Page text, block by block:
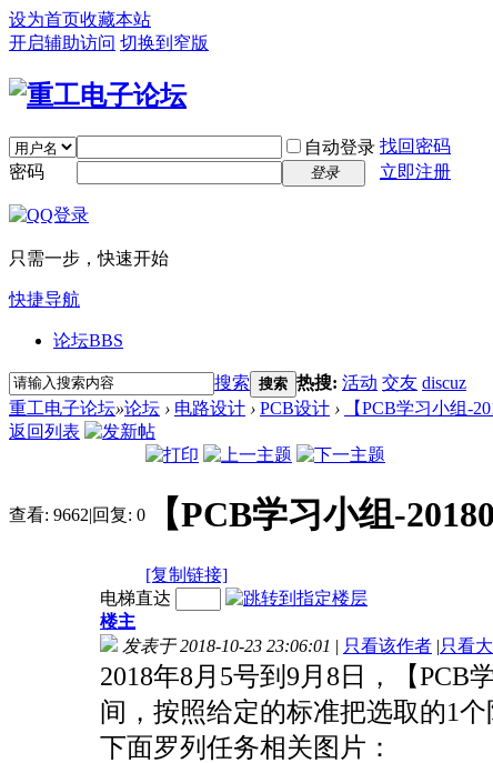
设为首页收藏本站
开启辅助访问 切换到窄版
自动登录 找回密码
密码
登录 立即注册
只需一步，快速开始
快捷导航
论坛BBS
搜索 搜索 热搜: 活动 交友 discuz
重工电子论坛»论坛 › 电路设计 › PCB设计 ›
【PCB学习小组-
返回列表
查看: 9662|回复: 0 【PCB学习小组-
[复制链接]
电梯直达
楼主
发表于 2018-10-23 23:06:01 | 只看该作者 |只看
2018年8月5号到9月8日，【
间，按照给定的标准把选取的1个
下面罗列任务相关图片：